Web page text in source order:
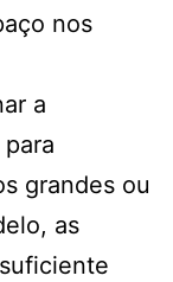
nos
a
grandes ou
as